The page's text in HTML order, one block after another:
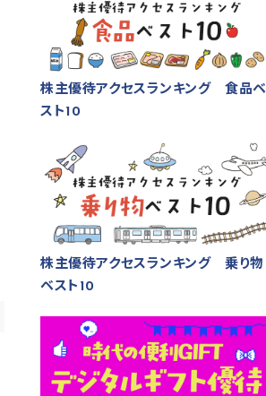
株主優待アクセスランキング 食品ベ
スト10
株主優待アクセスランキング 乗り物
ベスト10